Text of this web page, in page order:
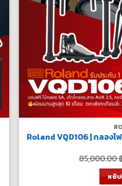
Roland VQD106 | กลอง
85,000.00
หยิบ